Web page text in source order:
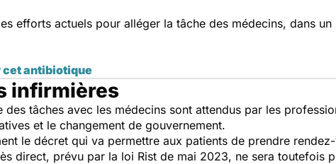
efforts actuels pour alléger la tâche des médecins, dans un
cet antibiotique
infirmières
tâches avec les médecins sont attendus par les
et le changement de gouvernement.
le décret qui va permettre aux patients de prendre
direct, prévu par la loi Rist de mai 2023, ne sera toutefois